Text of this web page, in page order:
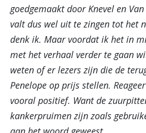
goedgemaakt door Knevel en
valt dus wel uit te zingen tot het
denk ik. Maar voordat ik het in
met het verhaal verder te gaan
weten of er lezers zijn die de
Penelope op prijs stellen.
vooral positief. Want de
kankerpruimen zijn zoals